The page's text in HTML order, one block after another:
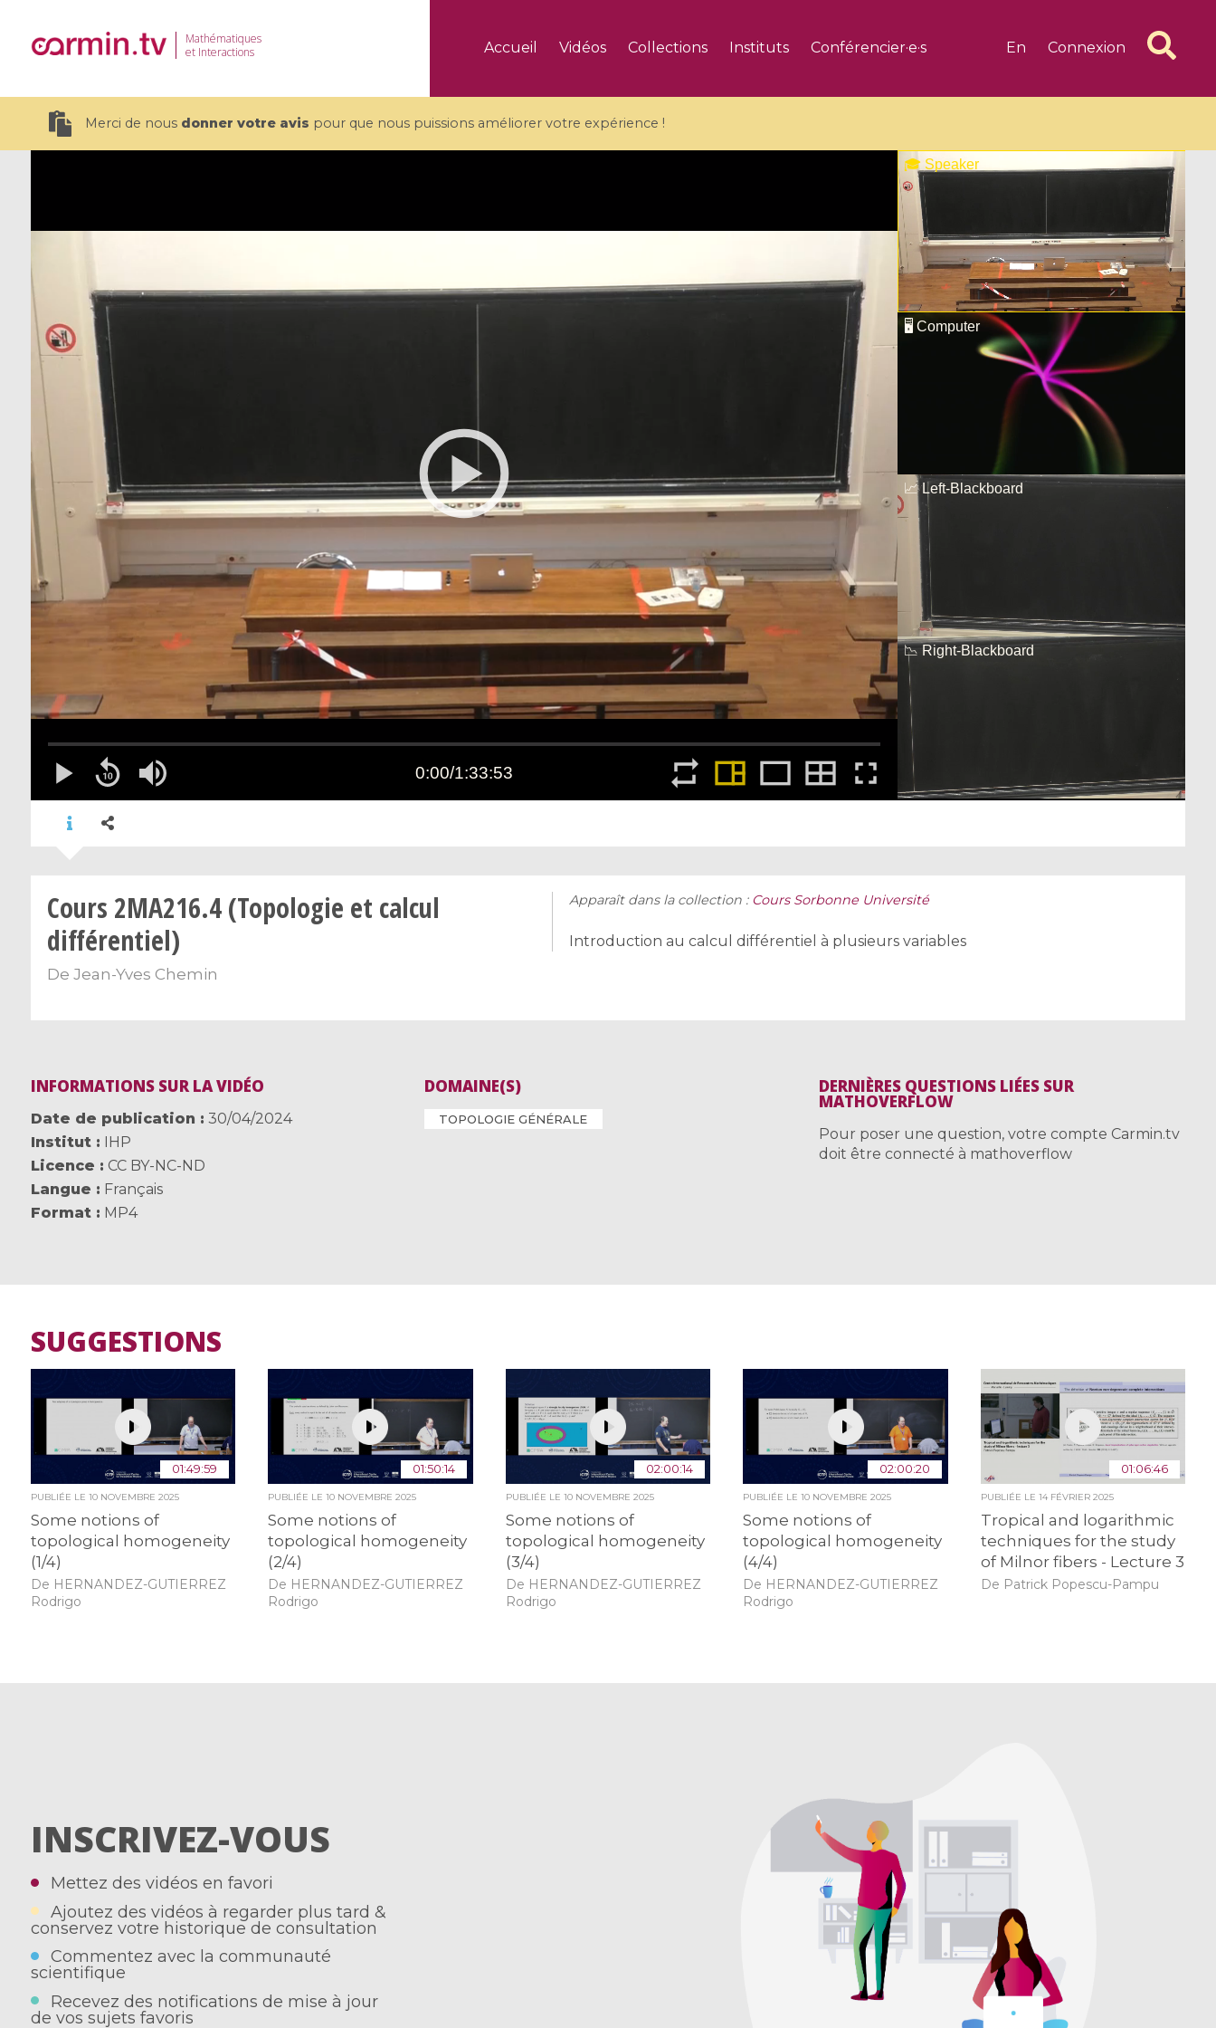
Mathématiques
et Interactions
Accueil Vidéos Collections Instituts Conférencier·e·s En Connexion
Merci de nous donner votre avis pour que nous puissions améliorer votre expérience !
CEMRACS 2026 : Modeling and AI
for Environmental Transition /
Centre d'Eté Mathématique de
Recherche Avancée en Calcul
Scientifique
Coulomb branches and affine
Algebraic geometry and complex
geometry / Géométrie algébrique
1 videos
CIMPA-CIRM Fellowships «
Research in Residence »
Introduction to Dissipative
Dynamical Systems in Infinite
Dimensions and Their
Applications
Cours 2MA216.4 (Topologie et calcul
différentiel)
De Jean-Yves Chemin
Apparaît dans la collection : Cours Sorbonne Université
Introduction au calcul différentiel à plusieurs variables
INFORMATIONS SUR LA VIDÉO
Date de publication
30/04/2024
Institut
IHP
Licence
CC BY-NC-ND
Langue
Français
Format
MP4
DOMAINE(S)
TOPOLOGIE GÉNÉRALE
DERNIÈRES QUESTIONS LIÉES SUR
MATHOVERFLOW
Pour poser une question, votre compte Carmin.tv
doit être connecté à mathoverflow
SUGGESTIONS
01:49:59
PUBLIÉE LE 10 NOVEMBRE 2025
Some notions of
topological homogeneity
(1/4)
De HERNANDEZ-GUTIERREZ
Rodrigo
01:50:14
PUBLIÉE LE10 NOVEMBRE 2025
Some notions of
topological homogeneity
(2/4)
De HERNANDEZ-GUTIERREZ
Rodrigo
02:00:14
PUBLIÉE LE 10 NOVEMBRE 2025
Some notions of
topological homogeneity
(3/4)
De HERNANDEZ-GUTIERREZ
Rodrigo
02:00:20
PUBLIÉE LE10 NOVEMBRE 2025
Some notions of
topological homogeneity
(4/4)
De HERNANDEZ-GUTIERREZ
Rodrigo
01:06:46
PUBLIÉE LE 14 FÉVRIER 2025
Tropical and logarithmic
techniques for the study
of Milnor fibers - Lecture 3
De Patrick Popescu-Pampu
INSCRIVEZ-VOUS
Mettez des vidéos en favori
Ajoutez des vidéos à regarder plus tard &
conservez votre historique de consultation
Commentez avec la communauté
scientifique
Recevez des notifications de mise à jour
de vos sujets favoris